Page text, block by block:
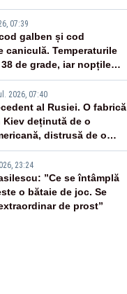
07:39
galben și cod
caniculă. Temperaturile
de grade, iar nopțile
2026, 07:40
al Rusiei. O fabrică
Kiev deținută de o
distrusă de o
23:24
”Ce se întâmplă
o bătaie de joc. Se
de prost”